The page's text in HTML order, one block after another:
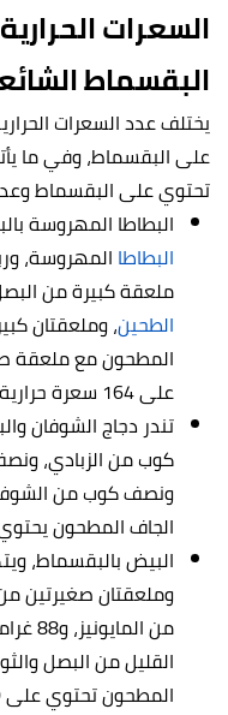
السعرات
البقسماط
يختلف عدد السعرات
على البقسماط، وفي ما
تحتوي على البقسماط
البطاطا المهروسة
البطاطا المهروسة،
ملعقة كبيرة من
الطحين، وملعقتان
المطحون مع ملعقة
على 164 سعرة حرارية.
تندر دجاج الشوفان
كوب من الزبادي،
ونصف كوب من
الجاف المطحون يحتوي على 449
البيض بالبقسماط،
من المايونيز، و88 غراماً من
القليل من البصل
المطحون تحتوي على 590 سعرة حرارية.